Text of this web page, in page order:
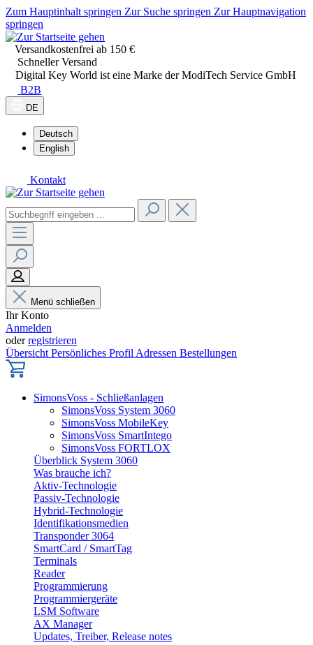
Zum Hauptinhalt springen Zur Suche springen Zur Hauptnavigation
springen
Versandkostenfrei ab 150 €
Schneller Versand
Digital Key World ist eine Marke der ModiTech Service GmbH
B2B
DE
Deutsch
English
Kontakt
Menü schließen
Ihr Konto
Anmelden
oderregistrieren
Übersicht Persönliches Profil Adressen Bestellungen
SimonsVoss - Schließanlagen
SimonsVoss System 3060
SimonsVoss MobileKey
SimonsVoss SmartIntego
SimonsVoss FORTLOX
Überblick System 3060
Was brauche ich?
Aktiv-Technologie
Passiv-Technologie
Hybrid-Technologie
Identifikationsmedien
Transponder 3064
SmartCard / SmartTag
Terminals
Reader
Programmierung
Programmiergeräte
LSM Software
AX Manager
Updates, Treiber, Release notes